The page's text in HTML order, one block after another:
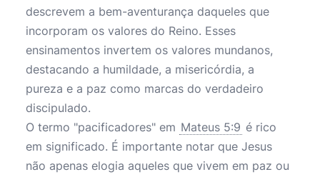
descrevem a bem-aventurança daqueles que
incorporam os valores do Reino. Esses
ensinamentos invertem os valores mundanos,
destacando a humildade, a misericórdia, a
pureza e a paz como marcas do verdadeiro
discipulado.
O termo "pacificadores" em Mateus 5:9 é rico
em significado. É importante notar que Jesus
não apenas elogia aqueles que vivem em paz ou